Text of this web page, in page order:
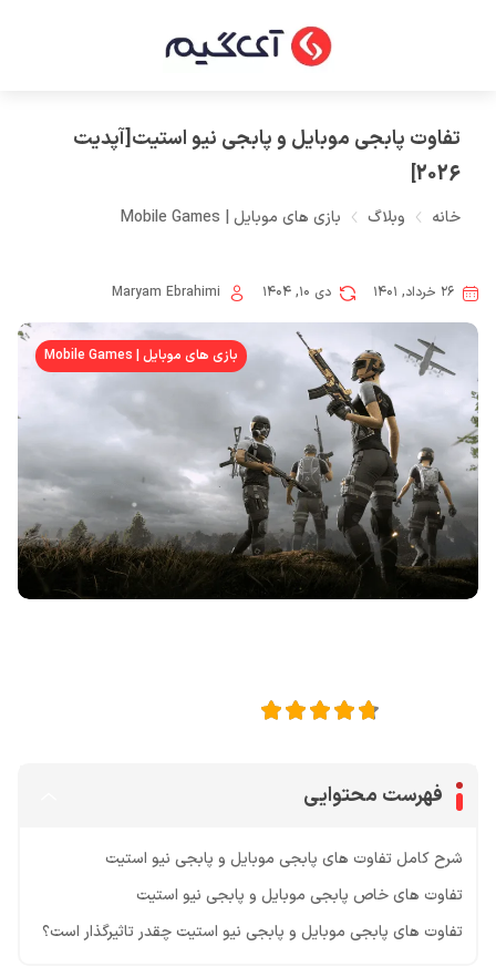
تفاوت پابجی موبایل و پابجی نیو استیت[آپدیت
2026]
خانه وبلاگ بازی های موبایل | Mobile Games
۲۶ خرداد, ۱۴۰۱ دی ۱۰, ۱۴۰۴ Maryam Ebrahimi
بازی های موبایل | Mobile Games
فهرست محتوایی
شرح کامل تفاوت های پابجی موبایل و پابجی نیو استیت
تفاوت‌ های خاص پابجی موبایل و پابجی نیو استیت
تفاوت های پابجی موبایل و پابجی نیو استیت چقدر تاثیرگذار است؟